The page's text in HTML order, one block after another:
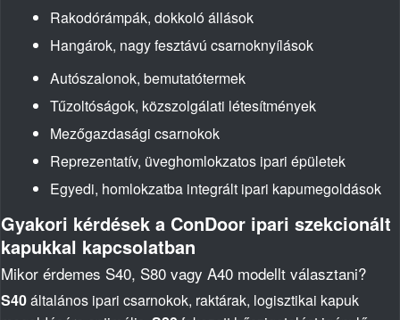
Rakodórámpák, dokkoló állások
Hangárok, nagy fesztávú csarnoknyílások
Autószalonok, bemutatótermek
Tűzoltóságok, közszolgálati létesítmények
Mezőgazdasági csarnokok
Reprezentatív, üveghomlokzatos ipari épületek
Egyedi, homlokzatba integrált ipari kapumegoldások
Gyakori kérdések a ConDoor ipari szekcionált
kapukkal kapcsolatban
Mikor érdemes S40, S80 vagy A40 modellt választani?
S40általános ipari csarnokok, raktárak, logisztikai kapuk